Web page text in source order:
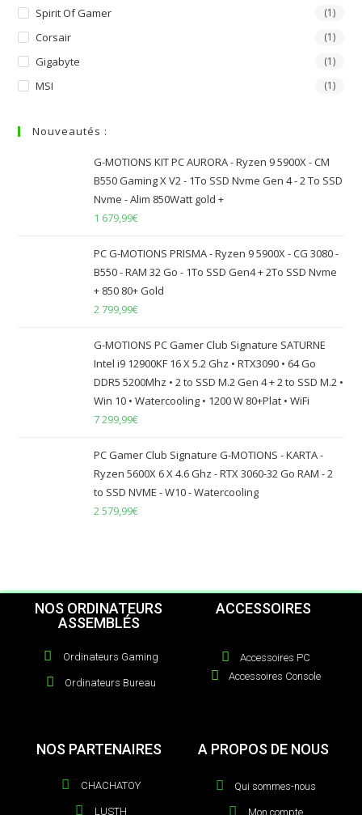
Spirit Of Gamer (1)
Corsair (1)
Gigabyte (1)
MSI (1)
Nouveautés :
G-MOTIONS KIT PC AURORA - Ryzen 9 5900X - CM
B550 Gaming X V2 - 1To SSD Nvme Gen 4 - 2 To SSD
Nvme - Alim 850Watt gold +
1 679,99€
PC G-MOTIONS PRISMA - Ryzen 9 5900X - CG 3080 -
B550 - RAM 32 Go - 1To SSD Gen4 + 2To SSD Nvme
+ 850 80+ Gold
2 799,99€
G-MOTIONS PC Gamer Club Signature SATURNE
Intel i9 12900KF 16 X 5.2 Ghz • RTX3090 • 64 Go
DDR5 5200Mhz • 2 to SSD M.2 Gen 4 + 2 to SSD M.2 •
Win 10 • Watercooling • 1200 W 80+Plat • WiFi
7 299,99€
PC Gamer Club Signature G-MOTIONS - KARTA -
Ryzen 5600X 6 X 4.6 Ghz - RTX 3060-32 Go RAM - 2
to SSD NVME - W10 - Watercooling
2 579,99€
NOS ORDINATEURS
ASSEMBLÉS
Ordinateurs Gaming
Ordinateurs Bureau
ACCESSOIRES
Accessoires PC
Accessoires Console
NOS PARTENAIRES
CHACHATOY
LUSTH
A PROPOS DE NOUS
Qui sommes-nous
Mon compte